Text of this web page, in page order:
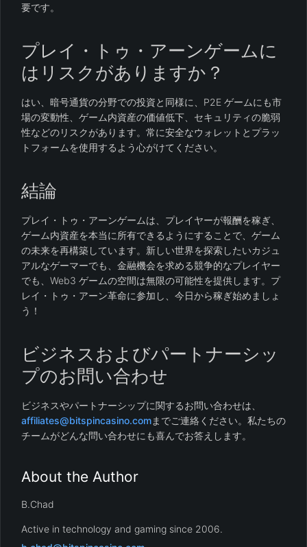
要です。
プレイ・トゥ・アーンゲームに
はリスクがありますか？
はい、暗号通貨の分野での投資と同様に、P2E ゲームにも市
場の変動性、ゲーム内資産の価値低下、セキュリティの脆弱
性などのリスクがあります。常に安全なウォレットとプラッ
トフォームを使用するよう心がけてください。
結論
プレイ・トゥ・アーンゲームは、プレイヤーが報酬を稼ぎ、
ゲーム内資産を本当に所有できるようにすることで、ゲーム
の未来を再構築しています。新しい世界を探索したいカジュ
アルなゲーマーでも、金融機会を求める競争的なプレイヤー
でも、Web3 ゲームの空間は無限の可能性を提供します。プ
レイ・トゥ・アーン革命に参加し、今日から稼ぎ始めましょ
う！
ビジネスおよびパートナーシッ
プのお問い合わせ
ビジネスやパートナーシップに関するお問い合わせは、
affiliates@bitspincasino.comまでご連絡ください。私たちの
チームがどんな問い合わせにも喜んでお答えします。
About the Author
B.Chad
Active in technology and gaming since 2006.